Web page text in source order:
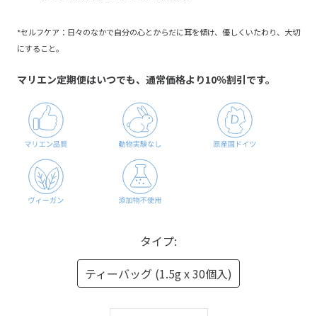
*セルフケア：日々のなかで自分の心とからだに耳を傾け、優しくいたわり、大切
にすること。
マリエン定期便はいつでも、通常価格より10％割引です。
タイプ:
ティーバッグ (1.5g x 30個入)